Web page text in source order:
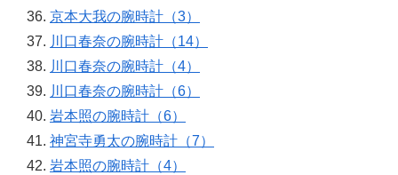
京本大我の腕時計（3）
川口春奈の腕時計（14）
川口春奈の腕時計（4）
川口春奈の腕時計（6）
岩本照の腕時計（6）
神宮寺勇太の腕時計（7）
岩本照の腕時計（4）